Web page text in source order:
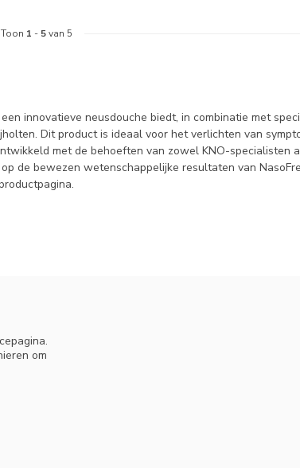
Toon 1 - 5van 5
innovatieve neusdouche biedt, in combinatie met
Dit product is ideaal voor het verlichten van
met de behoeften van zowel KNO-specialisten
de bewezen wetenschappelijke resultaten van
om